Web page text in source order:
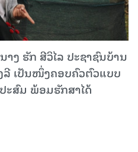
ງ ຮັກ ສີວິໄລ ປະຊາຊົນບ້ານ
ລີ ເປັນໜຶ່ງຄອບຄົວຕົວແບບ
ະສົມ ພ້ອມຮັກສາໄດ້